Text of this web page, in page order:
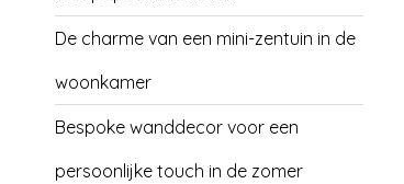
De charme van een mini-zentuin in de
woonkamer
Bespoke wanddecor voor een
persoonlijke touch in de zomer